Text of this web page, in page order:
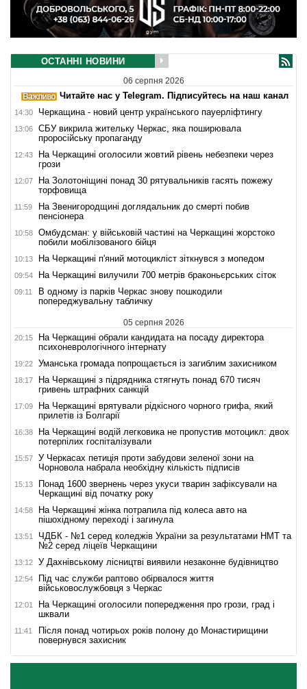
ОСТАННІ НОВИНИ
06 серпня 2026
Читайте нас у Telegram. Підписуйтесь на наш канал
14:30 Черкащина - новий центр українського пауерліфтингу
13:06
СБУ викрила жительку Черкас, яка поширювала
проросійську пропаганду
12:43
На Черкащині оголосили жовтий рівень небезпеки через
грози
12:07
На Золотоніщині понад 30 рятувальників гасять пожежу
торфовища
11:59
На Звенигородщині доглядальник до смерті побив
пенсіонера
10:58
Омбудсман: у військовій частині на Черкащині жорстоко
побили мобілізованого бійця
10:13 На Черкащині п'яний мотоцикліст зіткнувся з мопедом
09:54 На Черкащині вилучили 700 метрів браконьєрських сіток
09:11
В одному із парків Черкас знову пошкодили
попереджувальну табличку
05 серпня 2026
20:15
На Черкащині обрали кандидата на посаду директора
психоневрологічного інтернату
19:22 Уманська громада попрощається із загиблим захисником
18:17
На Черкащині з підрядника стягнуть понад 670 тисяч
гривень штрафних санкцій
17:09
На Черкащині врятували рідкісного чорного грифа, який
прилетів із Болгарії
16:38
На Черкащині водій легковика не пропустив мотоцикл: двох
потерпілих госпіталізували
15:57
У Черкасах петиція проти забудови зеленої зони на
Чорновола набрала необхідну кількість підписів
15:13
Понад 1600 звернень через укуси тварин зафіксували на
Черкащині від початку року
14:58
На Черкащині жінка потрапила під колеса авто на
пішохідному переході і загинула
13:51
ЧДБК - №1 серед коледжів України за результатами НМТ та
№2 серед ліцеїв Черкащини
13:12 У Дахнівському лісництві виявили незаконне будівництво
12:54
Під час служби раптово обірвалося життя
військовослужбовця з Черкас
12:01
На Черкащині оголосили попередження про грози, град і
шквали
11:41
Після понад чотирьох років полону до Монастирищини
повернувся захисник